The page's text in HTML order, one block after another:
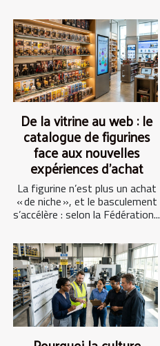
De la vitrine au web : le
catalogue de figurines
face aux nouvelles
expériences d’achat
La figurine n’est plus un achat
« de niche », et le basculement
s’accélère : selon la Fédération...